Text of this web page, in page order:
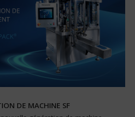
DE MACHINE SF